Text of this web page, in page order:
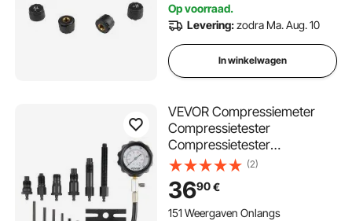
met zonne-energieoplading,
4 sensoren, 5 alarmmodi
Op voorraad.
Levering:zodra Ma. Aug. 10
In winkelwagen
VEVOR Compressiemeter
Compressietester
Compressietester
Testapparaat
Compressiemeter met een
80 mm drukmeter 0-1000
PSI en 0-70 bar
(2)
3690€
151 Weergaven Onlangs